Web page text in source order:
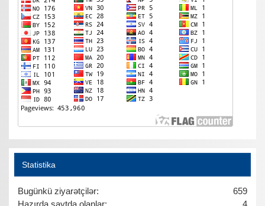
Statistika
659
Bugünkü ziyarətçilər:
4
Hazırda saytda olanlar: